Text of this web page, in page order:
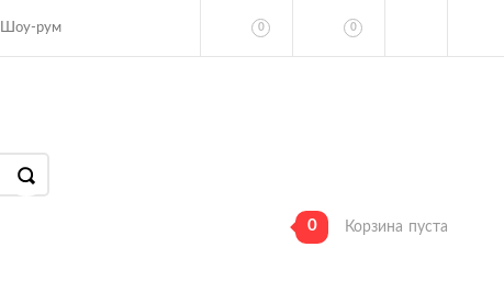
Шоу-рум 0 0
0 Корзина пуста